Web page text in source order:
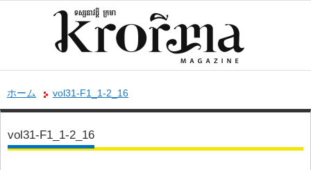
ホーム vol31-F1_1-2_16
vol31-F1_1-2_16